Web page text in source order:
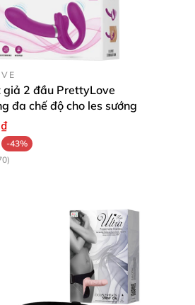
vô cùng mềm mại,
sống tình dục của
giả 2 đầu PrettyLove
đa chế độ cho les sướng
-43%